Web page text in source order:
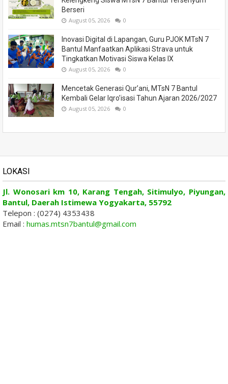
Berseri
August 05, 2026 0
Inovasi Digital di Lapangan, Guru PJOK MTsN 7
Bantul Manfaatkan Aplikasi Strava untuk
Tingkatkan Motivasi Siswa Kelas IX
August 05, 2026 0
Mencetak Generasi Qur’ani, MTsN 7 Bantul
Kembali Gelar Iqro’isasi Tahun Ajaran 2026/2027
August 05, 2026 0
LOKASI
Jl. Wonosari km 10, Karang Tengah, Sitimulyo, Piyungan,
Bantul, Daerah Istimewa Yogyakarta, 55792
Telepon : (0274) 4353438
Email : humas.mtsn7bantul@gmail.com